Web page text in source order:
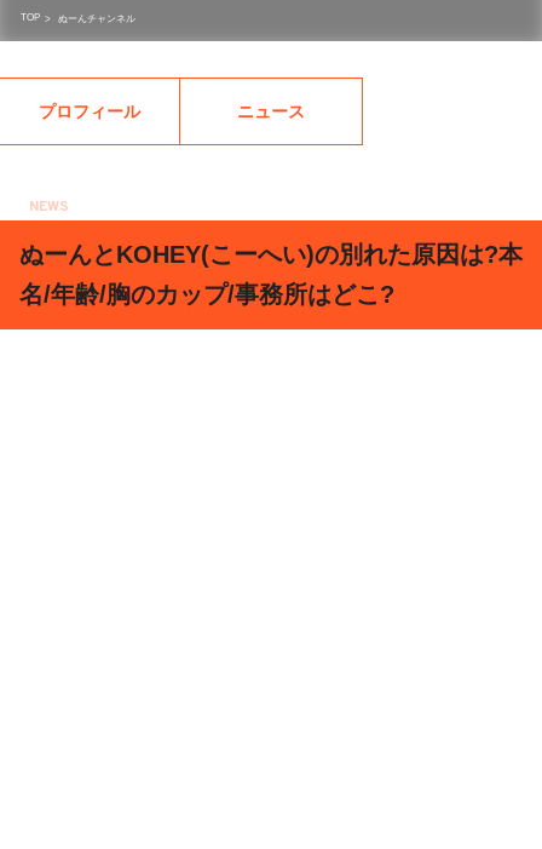
TOP > ぬーんチャンネル
プロフィール ニュース
NEWS
ぬーんとKOHEY(こーへい)の別れた原因は?本
名/年齢/胸のカップ/事務所はどこ?